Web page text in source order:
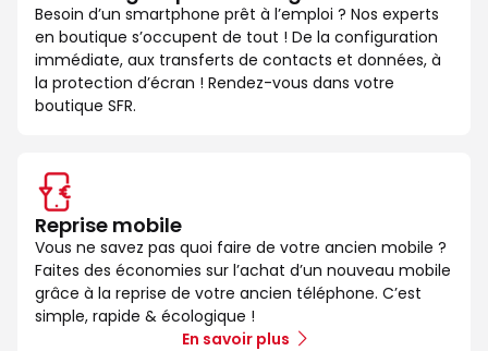
Besoin d’un smartphone prêt à l’emploi ? Nos experts
en boutique s’occupent de tout ! De la configuration
immédiate, aux transferts de contacts et données, à
la protection d’écran ! Rendez-vous dans votre
boutique SFR.
Reprise mobile
Vous ne savez pas quoi faire de votre ancien mobile ?
Faites des économies sur l’achat d’un nouveau mobile
grâce à la reprise de votre ancien téléphone. C’est
simple, rapide & écologique !
En savoir plus